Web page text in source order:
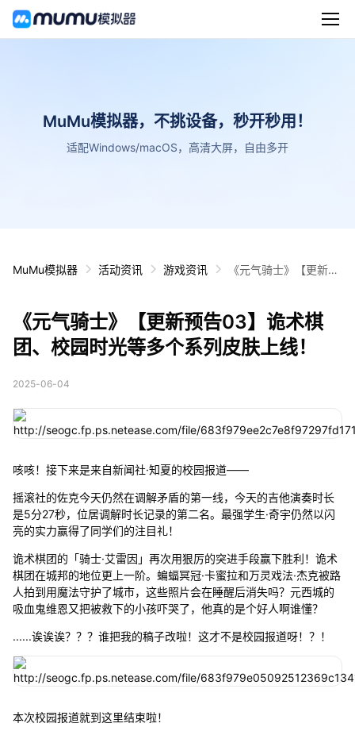
MuMu模拟器，不挑设备，秒开秒用！
适配Windows/macOS，高清大屏，自由多开
MuMu模拟器 活动资讯 游戏资讯
《元气骑士》【更新预
线！
《元气骑士》【更新预告03】诡术棋
团、校园时光等多个系列皮肤上线！
2025-06-04
咳咳！接下来是来自新闻社·知夏的校园报道——
摇滚社的佐克今天仍然在调解矛盾的第一线，今天的吉他演奏时长
是5分27秒，位居调解时长记录的第二名。最强学生·奇宇仍然以闪
亮的实力赢得了同学们的注目礼！
诡术棋团的「骑士·艾雷因」再次用狠厉的突进手段赢下胜利！诡术
棋团在城邦的地位更上一阶。蝙蝠冥冠·卡蜜拉和万灵戏法·杰克被路
人拍到用魔法守护了城市，这些照片会在睡醒后消失吗？元西城的
吸血鬼维恩又把被救下的小孩吓哭了，他真的是个好人啊谁懂？
......诶诶诶？？？谁把我的稿子改啦！这才不是校园报道呀！？！
本次校园报道就到这里结束啦！